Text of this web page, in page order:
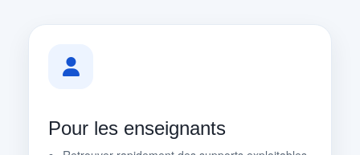
Pour les enseignants